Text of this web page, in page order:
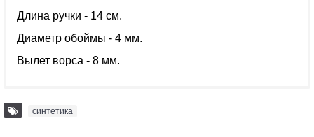
Длина ручки - 14 см.
Диаметр обоймы - 4 мм.
Вылет ворса - 8 мм.
синтетика